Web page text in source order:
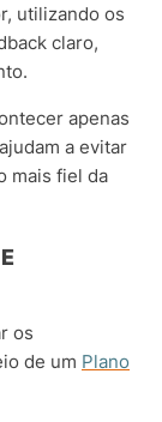
utilizando os
claro,
apenas
a evitar
mais fiel da
os
de um Plano